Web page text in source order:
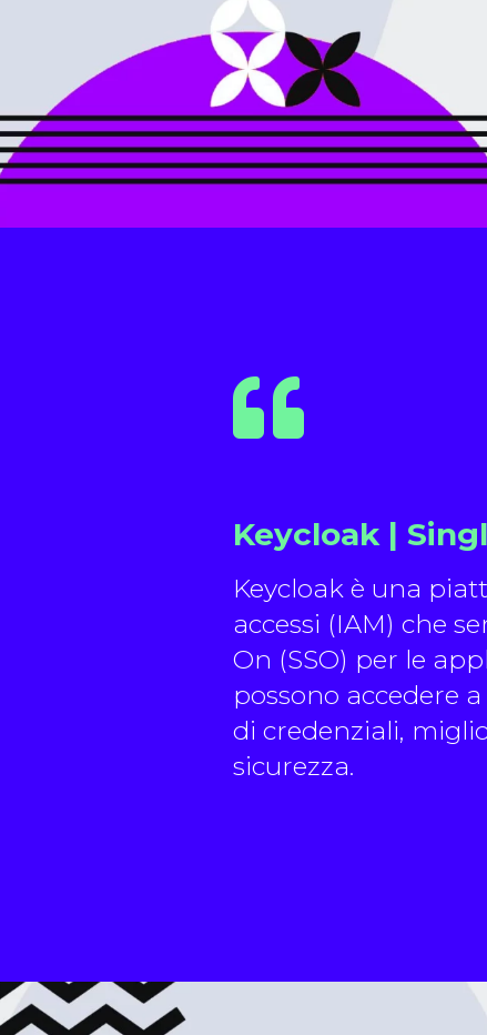
Keycloak |
Keycloak è una
accessi (IAM) che
On (SSO) per le
possono accedere
di credenziali,
sicurezza.